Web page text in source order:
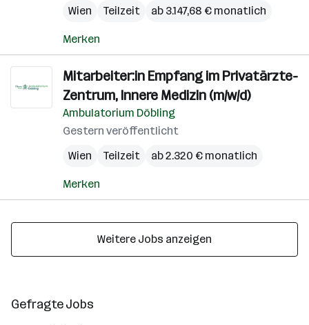
Wien
Teilzeit ab 3.147,68 € monatlich
Merken
Mitarbeiter:in Empfang im Privatärzte-
Zentrum, Innere Medizin (m/w/d)
Ambulatorium Döbling
Gestern veröffentlicht
Wien
Teilzeit ab 2.320 € monatlich
Merken
Weitere Jobs anzeigen
Gefragte Jobs